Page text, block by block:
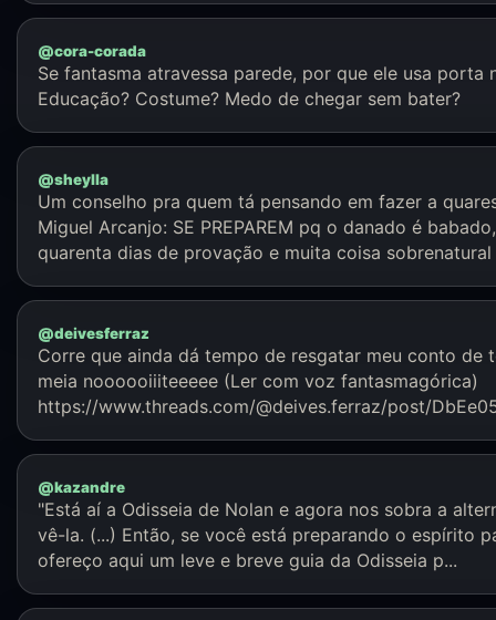
@cora-corada
Se fantasma atravessa parede, por que ele usa porta
Educação? Costume? Medo de chegar sem bater?
@sheylla
Um conselho pra quem tá pensando em fazer a
Miguel Arcanjo: SE PREPAREM pq o danado é
quarenta dias de provação e muita coisa sobrenatural
@deivesferraz
Corre que ainda dá tempo de resgatar meu conto de
meia noooooiiiteeeee (Ler com voz fantasmagórica)
https://www.threads.com/@deives.ferraz/post/
@kazandre
"Está aí a Odisseia de Nolan e agora nos sobra a
vê-la. (...) Então, se você está preparando o espírito
ofereço aqui um leve e breve guia da Odisseia p...